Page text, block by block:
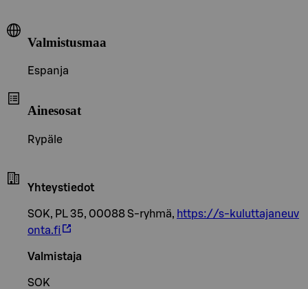
Valmistusmaa
Espanja
Ainesosat
Rypäle
Yhteystiedot
SOK, PL 35, 00088 S-ryhmä, https://s-kuluttajaneuv
onta.fi
Valmistaja
SOK